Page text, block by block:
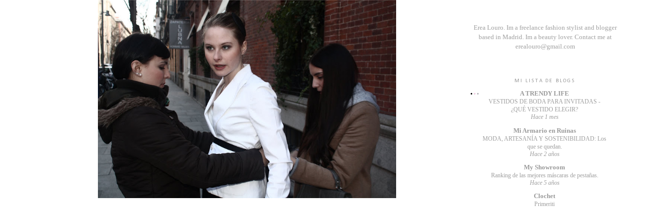
Erea Louro. Im a freelance fashion stylist and blogger
based in Madrid. Im a beauty lover. Contact me at
erealouro@gmail.com
MI LISTA DE BLOGS
A TRENDY LIFE
VESTIDOS DE BODA PARA INVITADAS -
¿QUÉ VESTIDO ELEGIR?
Hace 1 mes
Mi Armario en Ruinas
MODA, ARTESANÍA Y SOSTENIBILIDAD: Los
que se quedan.
Hace 2 años
My Showroom
Ranking de las mejores máscaras de pestañas.
Hace 5 años
Clochet
Primeriti